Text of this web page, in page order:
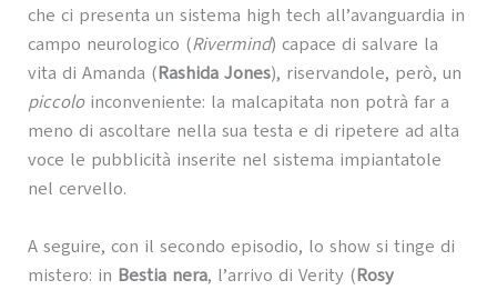
che ci presenta un sistema high tech all’avanguardia in
campo neurologico (Rivermind) capace di salvare la
vita di Amanda (Rashida Jones), riservandole, però, un
piccoloinconveniente: la malcapitata non potrà far a
meno di ascoltare nella sua testa e di ripetere ad alta
voce le pubblicità inserite nel sistema impiantatole
nel cervello.
A seguire, con il secondo episodio, lo show si tinge di
mistero: in Bestia nera, l’arrivo di Verity (Rosy